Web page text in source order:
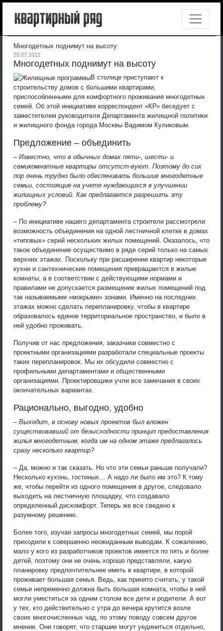
Многодетных поднимут на высоту
25.07.2012
Многодетных поднимут на высоту
В столице приступают к
строительству домов с большими квартирами,
приспособленными для комфортного проживания многодетных
семей. Об этой инициативе корреспондент «КР» беседует с
заместителем руководителя Департамента жилищной политики
и жилищного фонда города Москвы Вадимом Куликовым.
Предложение – объединить
– Известно, что в обычных домах пяти-, шести- и
семикомнатные квартиры отсутст-вуют. Поэтому до сих
пор очень трудно было обеспечивать большие многодетные
семьи, состоящие на учете нуждающихся в улучшении
жилищных условий. Как предлагается разрешить эту
проблему?
– По инициативе нашего департамента строители рассмотрели
возможность объединения на одной лестничной клетке в домах
«типовых» серий нескольких жилых помещений. Оказалось, что
такое объединение осуществимо в ряде серий только на самых
верхних этажах. Поскольку при расширении квартир некоторые
кухни и сантехнические помещения превращаются в жилые
комнаты, а в соответствии с действующими нормами и
правилами не допускается размещение жилых помещений под
так называемыми «мокрыми» зонами. Именно на последних
этажах можно сделать перепланировку, чтобы в квартире
образовалось единое территориальное пространство, и было в
ней удобно проживать.
Получив от нас предложения, заказчики совместно с
проектными организациями разработали специальные проекты
таких перепланировок. Мы их обсудили совместно с
профильными департаментами и общественными
организациями. Проектировщики учли все замечания в своих
окончательных вариантах.
Рационально, выгодно, удобно
– Выходит, в основу новых проектов был вложен
существовавший от безысходности принцип предоставления
жилья многодетным, когда им на одном этаже предлагалось
сразу несколько квартир?
– Да, можно и так сказать. Но что эти семьи раньше получали?
Несколько кухонь, гостиных… А надо ли было им это? К тому
же, чтобы перейти из одного помещения в другое, следовало
выходить на лестничную площадку, что создавало
определенный дискомфорт. Теперь же все сведено к
разумному решению.
Более того, изучая запросы многодетных семей, мы порой
приходили к совершенно неожиданным выводам. К сожалению,
мало у кого из разработчиков проектов имеется по пять и более
детей, поэтому они не очень хорошо представляли, какую
планировку предпочтительнее иметь в квартире, в которой
проживает большая семья. Ведь, как принято считать, у такой
семьи непременно должна быть большая комната, чтобы в ней
могли уместиться за одним столом все дети и родители. А вот
у тех, кто действительно с утра до вечера крутится возле
своих многочисленных чад, по этому поводу совсем другое
мнение. Они говорят, что старшие могут уединиться отдельно,